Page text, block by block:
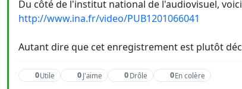
Du côté de l'institut national de l'audiovisuel,
http://www.ina.fr/video/PUB1201066041
Autant dire que cet enregistrement est plutôt
0Utile 0 J'aime 0 Drôle 0En colère